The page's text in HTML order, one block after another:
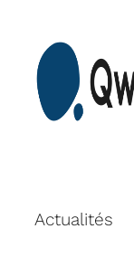
content
Actualités